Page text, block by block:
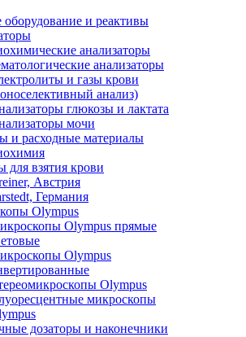
оборудование и реактивы
анализаторы
анализаторы
и газы крови
анализ)
глюкозы и лактата
мочи
и расходные материалы
для взятия крови
Австрия
Германия
Olympus
Olympus прямые
Olympus
Olympus
микроскопы
дозаторы и наконечники